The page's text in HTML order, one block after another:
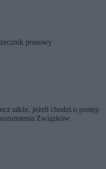
prasowy
także, jeżeli chodzi o postęp
Związków